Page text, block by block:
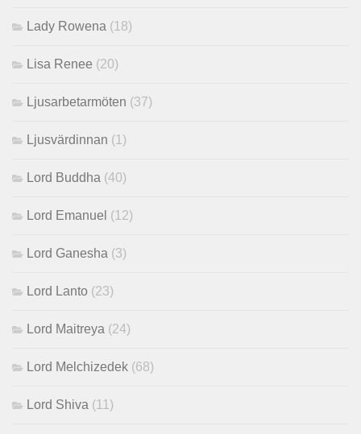
Lady Rowena (18)
Lisa Renee (20)
Ljusarbetarmöten (37)
Ljusvärdinnan (1)
Lord Buddha (40)
Lord Emanuel (12)
Lord Ganesha (3)
Lord Lanto (23)
Lord Maitreya (24)
Lord Melchizedek (68)
Lord Shiva (11)